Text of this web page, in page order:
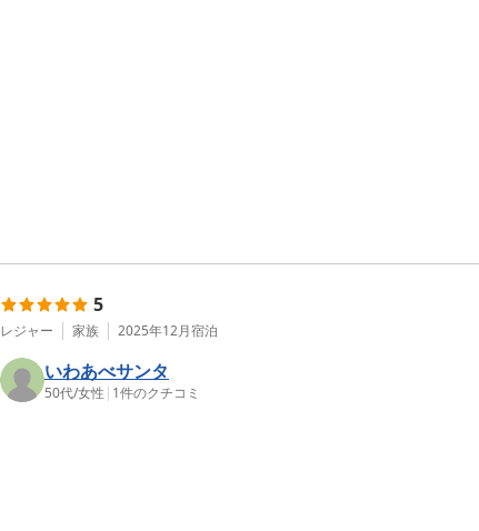
5
レジャー 家族 2025年12月宿泊
いわあべサンタ
50代/女性 | 1件のクチコミ